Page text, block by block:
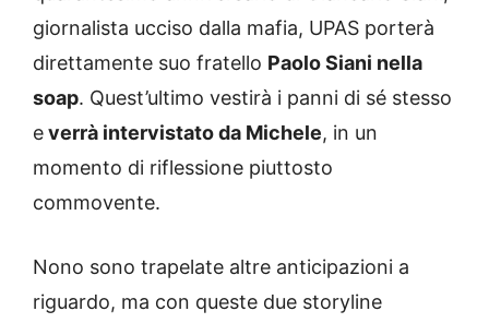
giornalista ucciso dalla mafia, UPAS porterà
direttamente suo fratello Paolo Siani nella
soap. Quest’ultimo vestirà i panni di sé stesso
everrà intervistato da Michele, in un
momento di riflessione piuttosto
commovente.
Nono sono trapelate altre anticipazioni a
riguardo, ma con queste due storyline